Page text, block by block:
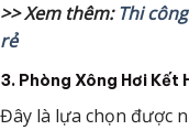
>> Xem thêm:Thi
rẻ
3. Phòng Xông Hơi Kết
Đây là lựa chọn được